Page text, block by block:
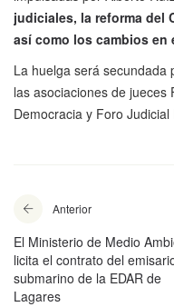
judiciales, la reforma del
así como los cambios en
La huelga será secundada
las asociaciones de
Democracia y Foro
Anterior
El Ministerio de Medio
licita el contrato del
submarino de la EDAR de
Lagares